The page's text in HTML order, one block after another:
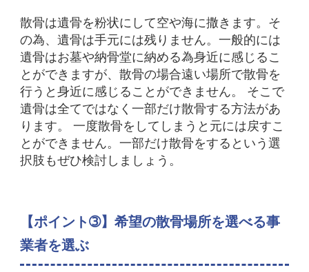
散骨は遺骨を粉状にして空や海に撒きます。 そ
の為、遺骨は手元には残りません。 一般的には
遺骨はお墓や納骨堂に納める為身近に感じるこ
とができますが、散骨の場合遠い場所で散骨を
行うと身近に感じることができません。 そこで
遺骨は全てではなく一部だけ散骨する方法があ
ります。 一度散骨をしてしまうと元には戻すこ
とができません。一部だけ散骨をするという選
択肢もぜひ検討しましょう。
【ポイント➂】希望の散骨場所を選べる事
業者を選ぶ